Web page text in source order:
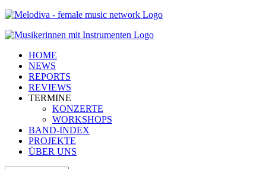
HOME
NEWS
REPORTS
REVIEWS
TERMINE
KONZERTE
WORKSHOPS
BAND-INDEX
PROJEKTE
ÜBER UNS